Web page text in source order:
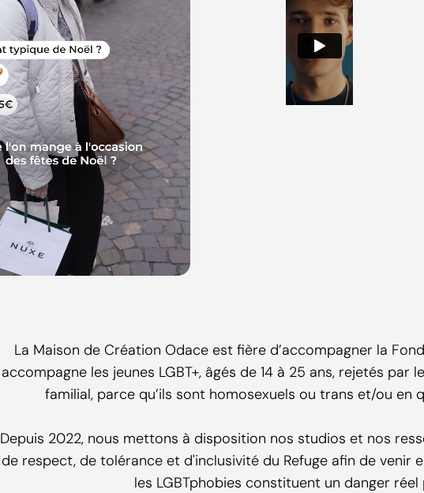
La Maison de Création Odace est fière d’accompagner la
accompagne les jeunes LGBT+, âgés de 14 à 25 ans, rejetés par
familial, parce qu’ils sont homosexuels ou trans et/ou en
Depuis 2022, nous mettons à disposition nos studios et nos
de respect, de tolérance et d'inclusivité du Refuge afin de venir
les LGBTphobies constituent un danger réel